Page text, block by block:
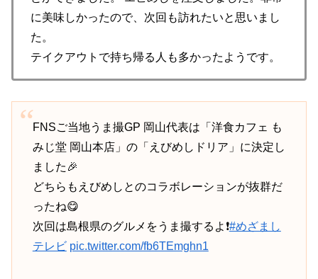
に美味しかったので、次回も訪れたいと思いまし
た。
テイクアウトで持ち帰る人も多かったようです。
FNSご当地うま撮GP 岡山代表は「洋食カフェ も
みじ堂 岡山本店」の「えびめしドリア」に決定し
ました🎉
どちらもえびめしとのコラボレーションが抜群だ
ったね😋
次回は島根県のグルメをうま撮するよ❗#めざまし
テレビ pic.twitter.com/fb6TEmghn1